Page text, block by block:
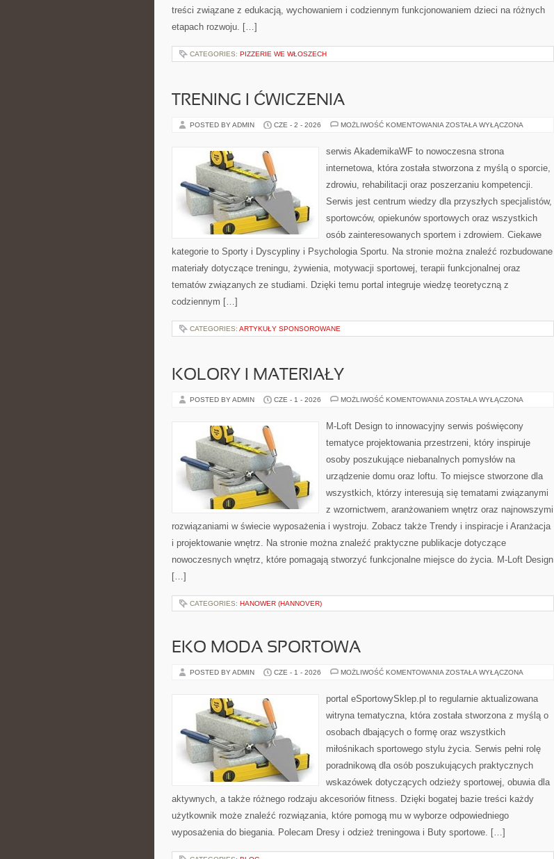
treści związane z edukacją, wychowaniem i codziennym funkcjonowaniem dzieci na różnych
etapach rozwoju. […]
CATEGORIES: PIZZERIE WE WŁOSZECH
TRENING I ĆWICZENIA
POSTED BY ADMIN CZE - 2 - 2026 MOŻLIWOŚĆ KOMENTOWANIA TRENING
ZOSTAŁA WYŁĄCZONA
serwis AkademikaWF to nowoczesna strona
internetowa, która została stworzona z myślą o sporcie,
zdrowiu, rehabilitacji oraz poszerzaniu kompetencji.
Serwis jest centrum wiedzy dla przyszłych specjalistów,
sportowców, opiekunów sportowych oraz wszystkich
osób zainteresowanych sportem i zdrowiem. Ciekawe
kategorie to Sporty i Dyscypliny i Psychologia Sportu. Na stronie można znaleźć rozbudowane
materiały dotyczące treningu, żywienia, motywacji sportowej, terapii funkcjonalnej oraz
tematów związanych ze studiami. Dzięki temu portal integruje wiedzę teoretyczną z
codziennym […]
CATEGORIES: ARTYKUŁY SPONSOROWANE
KOLORY I MATERIAŁY
POSTED BY ADMIN CZE - 1 - 2026 MOŻLIWOŚĆ KOMENTOWANIA KOLORY
ZOSTAŁA WYŁĄCZONA
M-Loft Design to innowacyjny serwis poświęcony
tematyce projektowania przestrzeni, który inspiruje
osoby poszukujące niebanalnych pomysłów na
urządzenie domu oraz loftu. To miejsce stworzone dla
wszystkich, którzy interesują się tematami związanymi
z wzornictwem, aranżowaniem wnętrz oraz najnowszymi
rozwiązaniami w świecie wyposażenia i wystroju. Zobacz także Trendy i inspiracje i Aranżacja
i projektowanie wnętrz. Na stronie można znaleźć praktyczne publikacje dotyczące
nowoczesnych wnętrz, które pomagają stworzyć funkcjonalne miejsce do życia. M-Loft Design
[…]
CATEGORIES: HANOWER (HANNOVER)
EKO MODA SPORTOWA
POSTED BY ADMIN CZE - 1 - 2026 MOŻLIWOŚĆ KOMENTOWANIA EKO
ZOSTAŁA WYŁĄCZONA
portal eSportowySklep.pl to regularnie aktualizowana
witryna tematyczna, która została stworzona z myślą o
osobach dbających o formę oraz wszystkich
miłośnikach sportowego stylu życia. Serwis pełni rolę
poradnikową dla osób poszukujących praktycznych
wskazówek dotyczących odzieży sportowej, obuwia dla
aktywnych, a także różnego rodzaju akcesoriów fitness. Dzięki bogatej bazie treści każdy
użytkownik może znaleźć rozwiązania, które pomogą mu w wyborze odpowiedniego
wyposażenia do biegania. Polecam Dresy i odzież treningowa i Buty sportowe. […]